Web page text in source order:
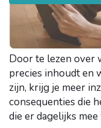
Door te lezen over
precies inhoudt en
zijn, krijg je meer
consequenties die
die er dagelijks